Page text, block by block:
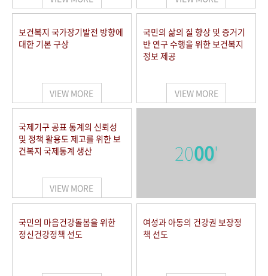
보건복지 국가장기발전 방향에
대한 기본 구상
VIEW MORE
국민의 삶의 질 향상 및 증거기
반 연구 수행을 위한 보건복지
정보 제공
VIEW MORE
국제기구 공표 통계의 신뢰성
및 정책 활용도 제고를 위한 보
건복지 국제통계 생산
VIEW MORE
2000'
국민의 마음건강돌봄을 위한
정신건강정책 선도
여성과 아동의 건강권 보장정
책 선도